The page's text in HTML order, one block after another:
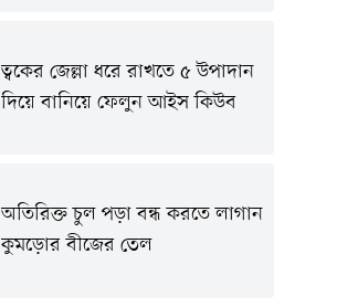
ত্বকের জেল্লা ধরে রাখতে ৫ উপাদান
দিয়ে বানিয়ে ফেলুন আইস কিউব
অতিরিক্ত চুল পড়া বন্ধ করতে লাগান
কুমড়োর বীজের তেল